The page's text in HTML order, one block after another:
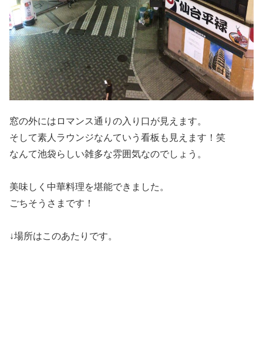
窓の外にはロマンス通りの入り口が見えます。
そして素人ラウンジなんていう看板も見えます！笑
なんて池袋らしい雑多な雰囲気なのでしょう。
美味しく中華料理を堪能できました。
ごちそうさまです！
↓場所はこのあたりです。